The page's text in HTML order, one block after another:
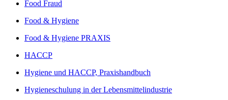
Food Fraud
Food & Hygiene
Food & Hygiene PRAXIS
HACCP
Hygiene und HACCP, Praxishandbuch
Hygieneschulung in der Lebensmittelindustrie